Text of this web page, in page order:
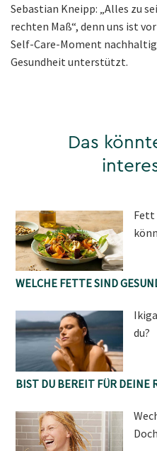
Sebastian Kneipp: „Alles zu
rechten Maß“, denn uns ist
Self-Care-Moment
Gesundheit unterstützt.
Das
Fett
WELCHE FETTE SIND
du?
BIST DU BEREIT FÜR DEINE